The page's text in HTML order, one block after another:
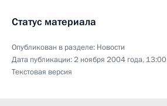
Статус материала
Опубликован в разделе: Новости
Дата публикации:2 ноября 2004 года, 13:00
Текстовая версия